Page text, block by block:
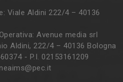
Viale Aldini 222/4 – 40136
Avenue media srl
Aldini, 222/4 – 40136 Bologna
- P.I. 02153161209